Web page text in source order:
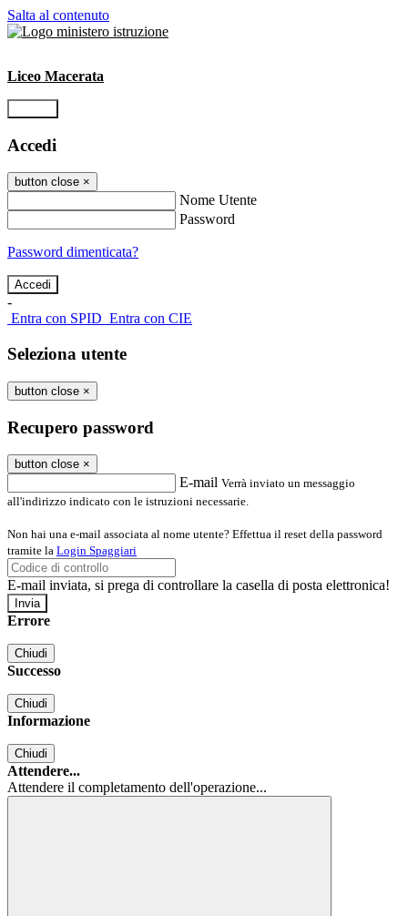
Salta al contenuto
Liceo Macerata
Accedi
button close ×
Nome Utente
Password
Password dimenticata?
-
Entra con SPID Entra con CIE
Seleziona utente
button close ×
Recupero password
button close ×
E-mail Verrà inviato un messaggio
all'indirizzo indicato con le istruzioni necessarie.
Non hai una e-mail associata al nome utente? Effettua il reset della password
tramite la Login Spaggiari
E-mail inviata, si prega di controllare la casella di posta elettronica!
Errore
Chiudi
Successo
Chiudi
Informazione
Chiudi
Attendere...
Attendere il completamento dell'operazione...